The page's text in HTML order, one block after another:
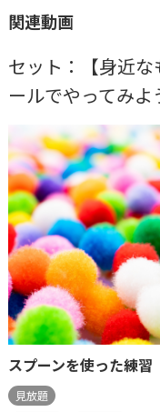
関連動画
セット：【身近
ールでやってみよ
スプーンを使った練習
見放題